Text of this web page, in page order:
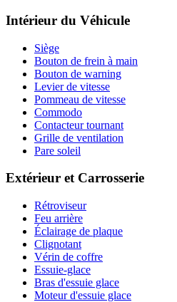
Intérieur du Véhicule
Siège
Bouton de frein à main
Bouton de warning
Levier de vitesse
Pommeau de vitesse
Commodo
Contacteur tournant
Grille de ventilation
Pare soleil
Extérieur et Carrosserie
Rétroviseur
Feu arrière
Éclairage de plaque
Clignotant
Vérin de coffre
Essuie-glace
Bras d'essuie glace
Moteur d'essuie glace